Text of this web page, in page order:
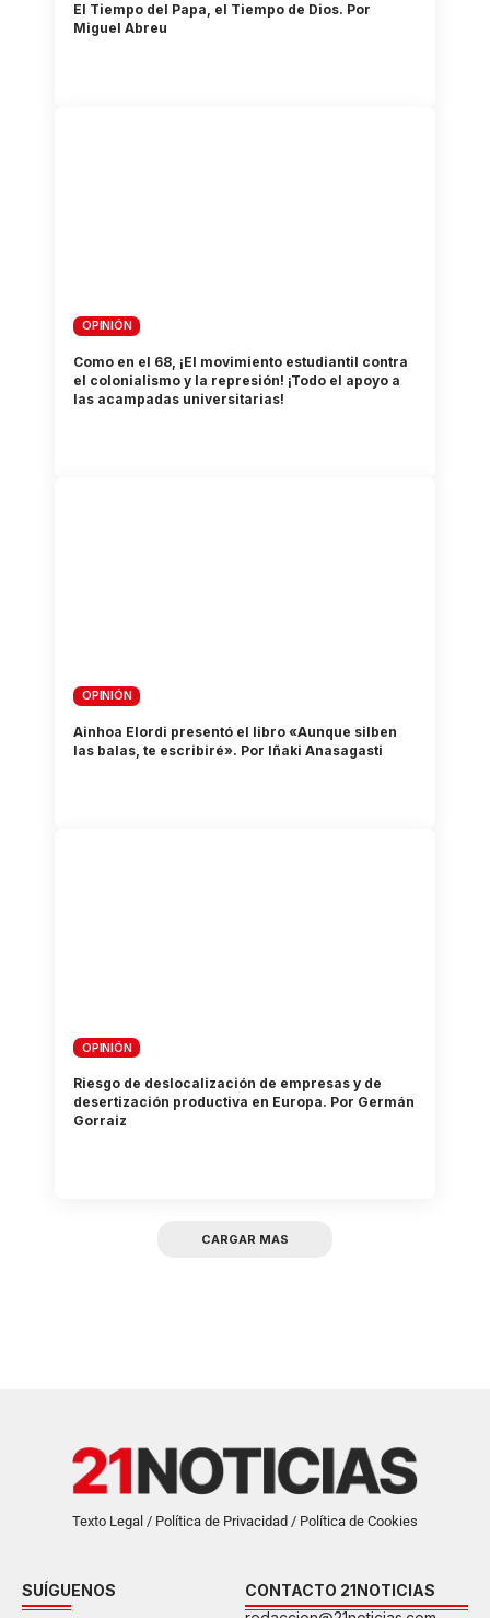
El Tiempo del Papa, el Tiempo de Dios. Por
Miguel Abreu
OPINIÓN
Como en el 68, ¡El movimiento estudiantil contra
el colonialismo y la represión! ¡Todo el apoyo a
las acampadas universitarias!
OPINIÓN
Ainhoa Elordi presentó el libro «Aunque silben
las balas, te escribiré». Por Iñaki Anasagasti
OPINIÓN
Riesgo de deslocalización de empresas y de
desertización productiva en Europa. Por Germán
Gorraiz
CARGAR MAS
Texto Legal / Política de Privacidad / Política de Cookies
SUÍGUENOS
CONTACTO 21NOTICIAS